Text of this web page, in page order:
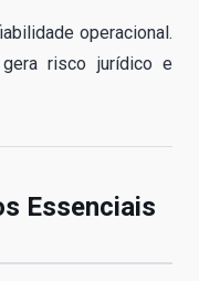
operacional.
gera risco jurídico e
Essenciais